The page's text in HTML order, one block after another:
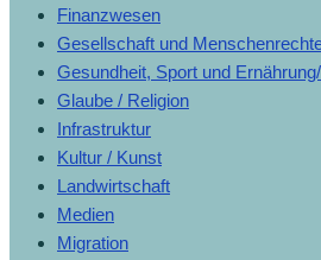
Finanzwesen
Gesellschaft und
Gesundheit, Sport und
Glaube / Religion
Infrastruktur
Kultur / Kunst
Landwirtschaft
Medien
Migration